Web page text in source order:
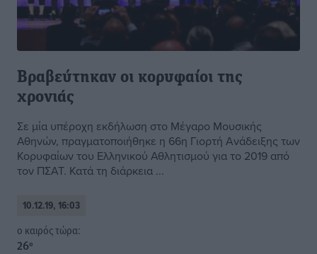
Βραβεύτηκαν οι κορυφαίοι της
χρονιάς
Σε μία υπέροχη εκδήλωση στο Μέγαρο Μουσικής
Αθηνών, πραγματοποιήθηκε η 66η Γιορτή Ανάδειξης των
Κορυφαίων του Ελληνικού Αθλητισμού για το 2019 από
τον ΠΣΑΤ. Κατά τη διάρκεια ...
10.12.19, 16:03
o καιρός τώρα:
26°